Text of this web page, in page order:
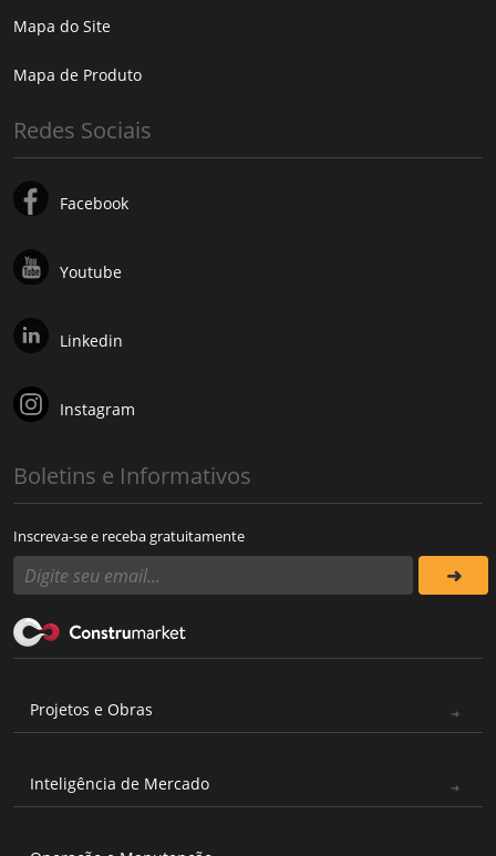
Mapa do Site
Mapa de Produto
Redes Sociais
Facebook
Youtube
Linkedin
Instagram
Boletins e Informativos
Inscreva-se e receba gratuitamente
Projetos e Obras
Inteligência de Mercado